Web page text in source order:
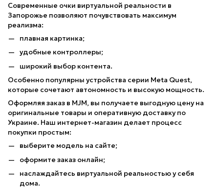
Современные очки виртуальной реальности в
Запорожье позволяют почувствовать максимум
реализма:
плавная картинка;
удобные контроллеры;
широкий выбор контента.
Особенно популярны устройства серии Meta Quest,
которые сочетают автономность и высокую мощность.
Оформляя заказ в MJM, вы получаете выгодную цену на
оригинальные товары и оперативную доставку по
Украине. Наш интернет-магазин делает процесс
покупки простым:
выберите модель на сайте;
оформите заказ онлайн;
наслаждайтесь виртуальной реальностью у себя
дома.